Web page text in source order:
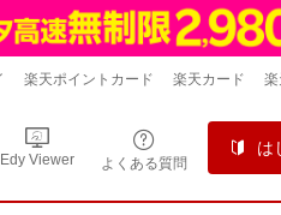
Edy Viewer よくある質問
は
楽天ポイントカード 楽天カード